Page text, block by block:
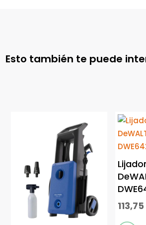
Esto también te puede
113,75